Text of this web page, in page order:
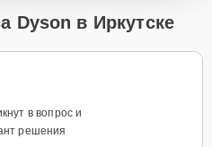
Dyson в Иркутске
в вопрос и
решения